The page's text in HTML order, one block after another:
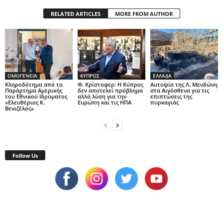
RELATED ARTICLES MORE FROM AUTHOR
ΟΜΟΓΕΝΕΙΑ
Κληροδότημα από το
Παράρτημα Αμερικής
του Εθνικού Ιδρύματος
«Ελευθέριος Κ.
Βενιζέλος»
ΚΥΠΡΟΣ
Φ. Κρίστοφερ: Η Κύπρος
δεν αποτελεί πρόβλημα
αλλά λύση για την
Ευρώπη και τις ΗΠΑ
ΕΛΛΑΔΑ
Αυτοψία της Λ. Μενδώνη
στα Αιγόσθενα για τις
επιπτώσεις της
πυρκαγιάς
Follow Us